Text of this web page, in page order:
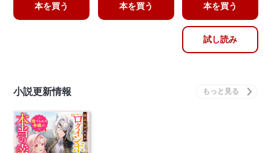
本を買う 本を買う 本を買う
試し読み
小説更新情報